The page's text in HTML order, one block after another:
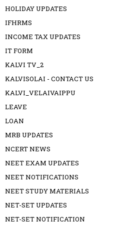
HOLIDAY UPDATES
IFHRMS
INCOME TAX UPDATES
IT FORM
KALVI TV_2
KALVISOLAI - CONTACT US
KALVI_VELAIVAIPPU
LEAVE
LOAN
MRB UPDATES
NCERT NEWS
NEET EXAM UPDATES
NEET NOTIFICATIONS
NEET STUDY MATERIALS
NET-SET UPDATES
NET-SET NOTIFICATION